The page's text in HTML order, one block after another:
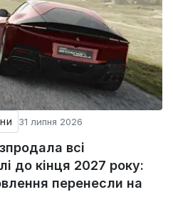
31 липня 2026
всі
до кінця 2027 року:
перенесли на